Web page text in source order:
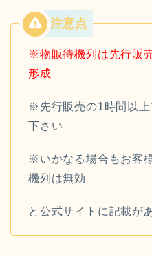
※物販待機列は先行販
形成
※先行販売の1時間以
下さい
※いかなる場合もお客
機列は無効
と公式サイトに記載が